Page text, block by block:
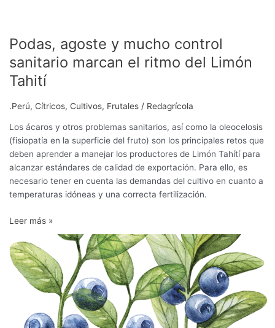
Podas, agoste y mucho control
sanitario marcan el ritmo del Limón
Tahití
.Perú, Cítricos, Cultivos, Frutales / Redagrícola
Los ácaros y otros problemas sanitarios, así como la oleocelosis
(fisiopatía en la superficie del fruto) son los principales retos que
deben aprender a manejar los productores de Limón Tahítí para
alcanzar estándares de calidad de exportación. Para ello, es
necesario tener en cuenta las demandas del cultivo en cuanto a
temperaturas idóneas y una correcta fertilización.
Leer más »
Estrategias
para
un
adecuado